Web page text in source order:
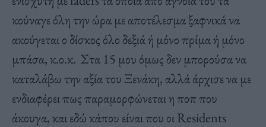
κούναγε όλη την ώρα με αποτέλεσμα ξαφνικά να
ακούγεται ο δίσκος όλο δεξιά ή μόνο πρίμα ή μόνο
μπάσα, κ.ο.κ. Στα 15 μου όμως δεν μπορούσα να
καταλάβω την αξία του Ξενάκη, αλλά άρχισε να με
ενδιαφέρει πως παραμορφώνεται η ποπ που
άκουγα, και εδώ κάπου είναι που οι Residents